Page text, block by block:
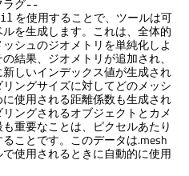
--
を使用することで、ツールは可
を生成します。これは、全体的
シュのジオメトリを単純化しよ
結果、ジオメトリが追加され、
しいインデックス値が生成され
ングサイズに対してどのメッシ
使用される距離係数も生成され
ングされるオブジェクトとカメ
重要なことは、ピクセルあたり
ことです。このデータは.mesh
使用されるときに自動的に使用